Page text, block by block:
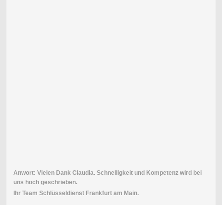
Anwort: Vielen Dank Claudia. Schnelligkeit und Kompetenz wird bei
uns hoch geschrieben.
Ihr Team Schlüsseldienst Frankfurt am Main.